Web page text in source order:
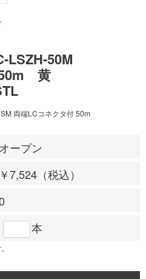
LSZH-50M
黄
両端LCコネクタ付 50m
オープン
￥7,524（税込）
本